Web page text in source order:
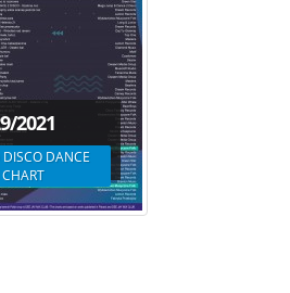
2021
DANCE
CHART